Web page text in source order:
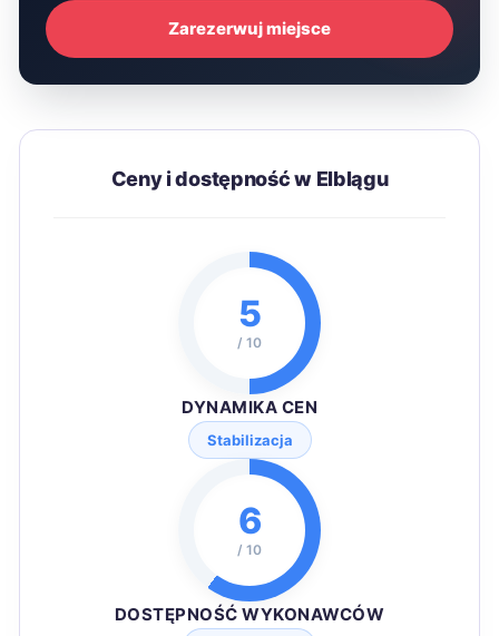
Zarezerwuj miejsce
Ceny i dostępność w Elblągu
5
/ 10
DYNAMIKA CEN
Stabilizacja
6
/ 10
DOSTĘPNOŚĆ WYKONAWCÓW